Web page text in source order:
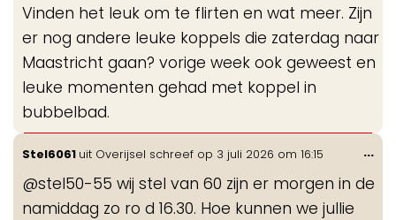
Vinden het leuk om te flirten en wat meer. Zijn
er nog andere leuke koppels die zaterdag naar
Maastricht gaan? vorige week ook geweest en
leuke momenten gehad met koppel in
bubbelbad.
Stel6061 uit Overijsel schreef op 3 juli 2026 om 16:15
@stel50-55 wij stel van 60 zijn er morgen in de
namiddag zo ro d 16.30. Hoe kunnen we jullie
...